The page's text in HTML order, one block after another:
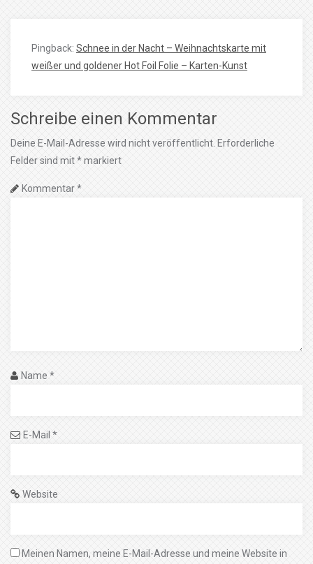
Pingback: Schnee in der Nacht – Weihnachtskarte mit
weißer und goldener Hot Foil Folie – Karten-Kunst
Schreibe einen Kommentar
Deine E-Mail-Adresse wird nicht veröffentlicht. Erforderliche
Felder sind mit*markiert
Kommentar*
Name *
E-Mail *
Website
Meinen Namen, meine E-Mail-Adresse und meine Website in